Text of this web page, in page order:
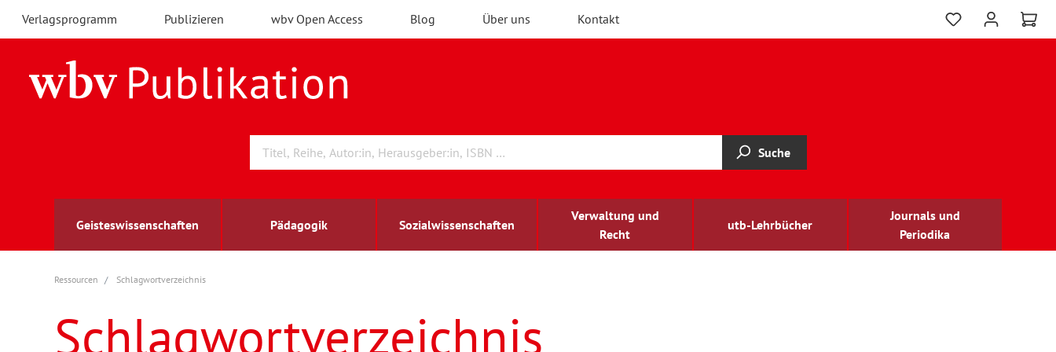
Verlagsprogramm Publizieren wbv Open Access Blog Über uns Kontakt
Suche
Geisteswissenschaften Pädagogik Sozialwissenschaften
Verwaltung und
Recht
utb-Lehrbücher
Journals und
Periodika
Archäologie
Berufs- und Wirtschaftspädagogik
Arbeitsmarktforschung
Außenwirtschaft
berufsbildung
Ressourcen Schlagwortverzeichnis
Schlagwortverzeichnis